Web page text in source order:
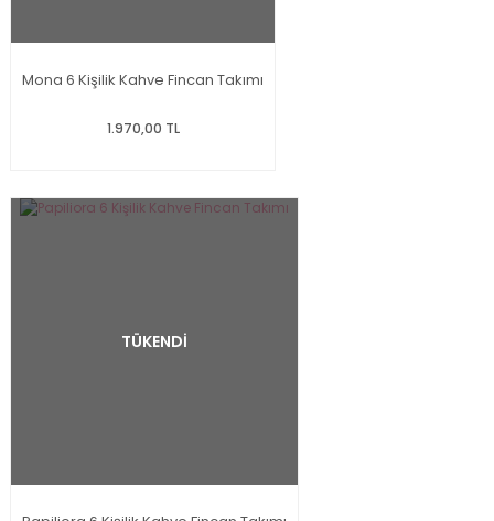
Mona 6 Kişilik Kahve Fincan Takımı
1.970,00 TL
TÜKENDİ